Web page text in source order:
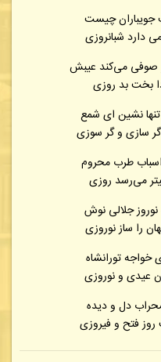
جویباران چیست
دارد شبانروزی
صوفی می‌کند عیبش
بخت بد روزی
نشین ای شمع
سازی و گر سوزی
طرب محروم
می‌رسد روزی
جلالی نوش
را ساز نوروزی
خواجه تورانشاه
عیدی و نوروزی
دل و دیده
فتح و فیروزی